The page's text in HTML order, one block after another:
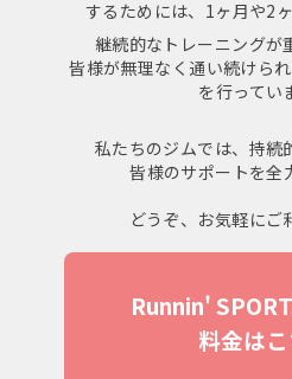
するためには、1ヶ月や2
継続的なトレーニングが
皆様が無理なく通い続けら
を行ってい
私たちのジムでは、持続
皆様のサポートを全
どうぞ、お気軽にご
Runnin'
料金は